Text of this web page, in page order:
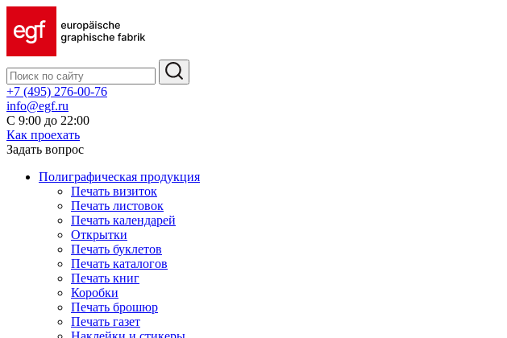
+7 (495) 276-00-76
info@egf.ru
С 9:00 до 22:00
Как проехать
Задать вопрос
Полиграфическая продукция
Печать визиток
Печать листовок
Печать календарей
Открытки
Печать буклетов
Печать каталогов
Печать книг
Коробки
Печать брошюр
Печать газет